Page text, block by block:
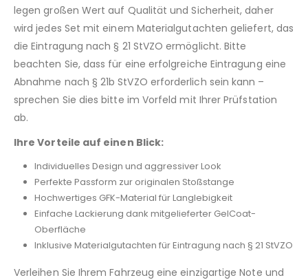
legen großen Wert auf Qualität und Sicherheit, daher
wird jedes Set mit einem Materialgutachten geliefert, das
die Eintragung nach § 21 StVZO ermöglicht. Bitte
beachten Sie, dass für eine erfolgreiche Eintragung eine
Abnahme nach § 21b StVZO erforderlich sein kann –
sprechen Sie dies bitte im Vorfeld mit Ihrer Prüfstation
ab.
Ihre Vorteile auf einen Blick:
Individuelles Design und aggressiver Look
Perfekte Passform zur originalen Stoßstange
Hochwertiges GFK-Material für Langlebigkeit
Einfache Lackierung dank mitgelieferter GelCoat-
Oberfläche
Inklusive Materialgutachten für Eintragung nach § 21 StVZO
Verleihen Sie Ihrem Fahrzeug eine einzigartige Note und